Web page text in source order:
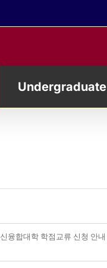
Undergraduate
융합대학 학점교류 신청 안내